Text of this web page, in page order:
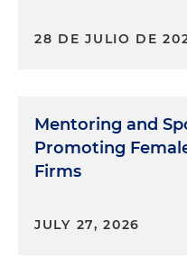
28 DE JULIO DE
Mentoring and
Promoting
Firms
JULY 27, 2026